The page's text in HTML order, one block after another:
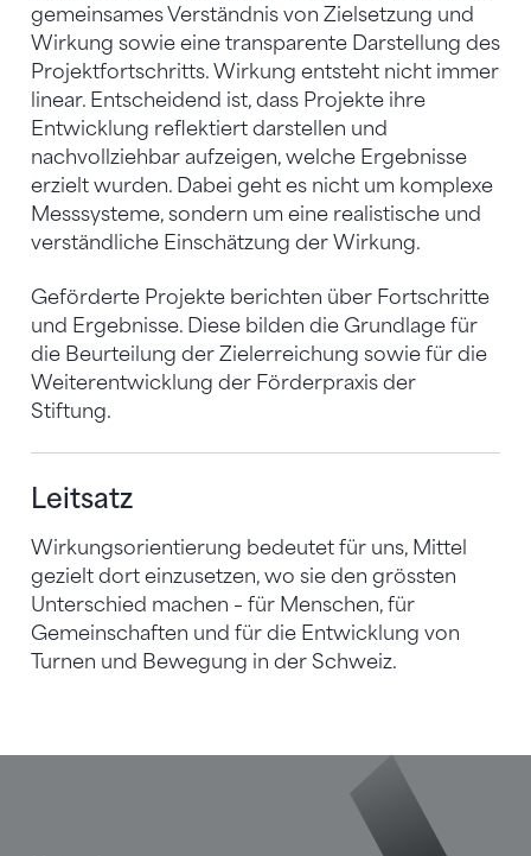
gemeinsames Verständnis von Zielsetzung und
Wirkung sowie eine transparente Darstellung des
Projektfortschritts. Wirkung entsteht nicht immer
linear. Entscheidend ist, dass Projekte ihre
Entwicklung reflektiert darstellen und
nachvollziehbar aufzeigen, welche Ergebnisse
erzielt wurden. Dabei geht es nicht um komplexe
Messsysteme, sondern um eine realistische und
verständliche Einschätzung der Wirkung.
Geförderte Projekte berichten über Fortschritte
und Ergebnisse. Diese bilden die Grundlage für
die Beurteilung der Zielerreichung sowie für die
Weiterentwicklung der Förderpraxis der
Stiftung.
Leitsatz
Wirkungsorientierung bedeutet für uns, Mittel
gezielt dort einzusetzen, wo sie den grössten
Unterschied machen – für Menschen, für
Gemeinschaften und für die Entwicklung von
Turnen und Bewegung in der Schweiz.